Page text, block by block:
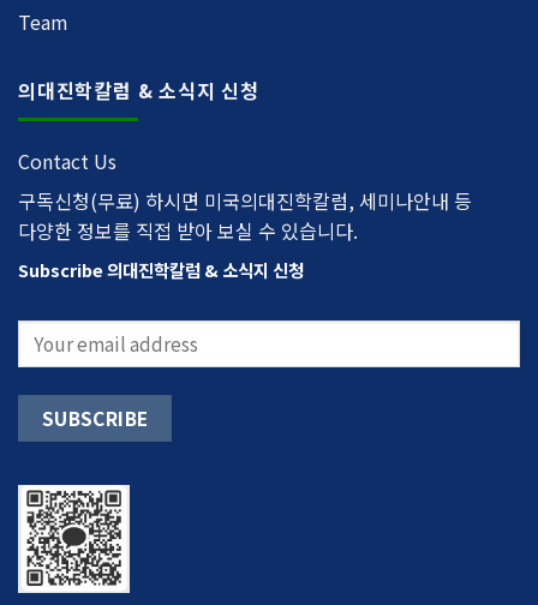
Team
의대진학칼럼 & 소식지 신청
Contact Us
구독신청(무료) 하시면 미국의대진학칼럼, 세미나안내 등
다양한 정보를 직접 받아 보실 수 있습니다.
Subscribe 의대진학칼럼 & 소식지 신청